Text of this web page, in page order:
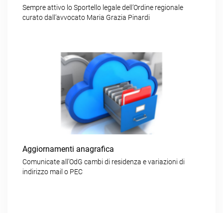
Sempre attivo lo Sportello legale dell’Ordine regionale
curato dall’avvocato Maria Grazia Pinardi
Aggiornamenti anagrafica
Comunicate all’OdG cambi di residenza e variazioni di
indirizzo mail o PEC